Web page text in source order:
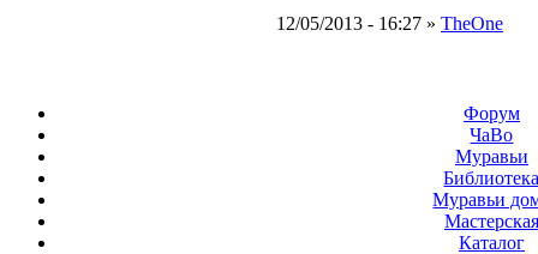
12/05/2013 - 16:27 » TheOne
Форум
ЧаВо
Муравьи
Муравьи
Мастерская
Каталог